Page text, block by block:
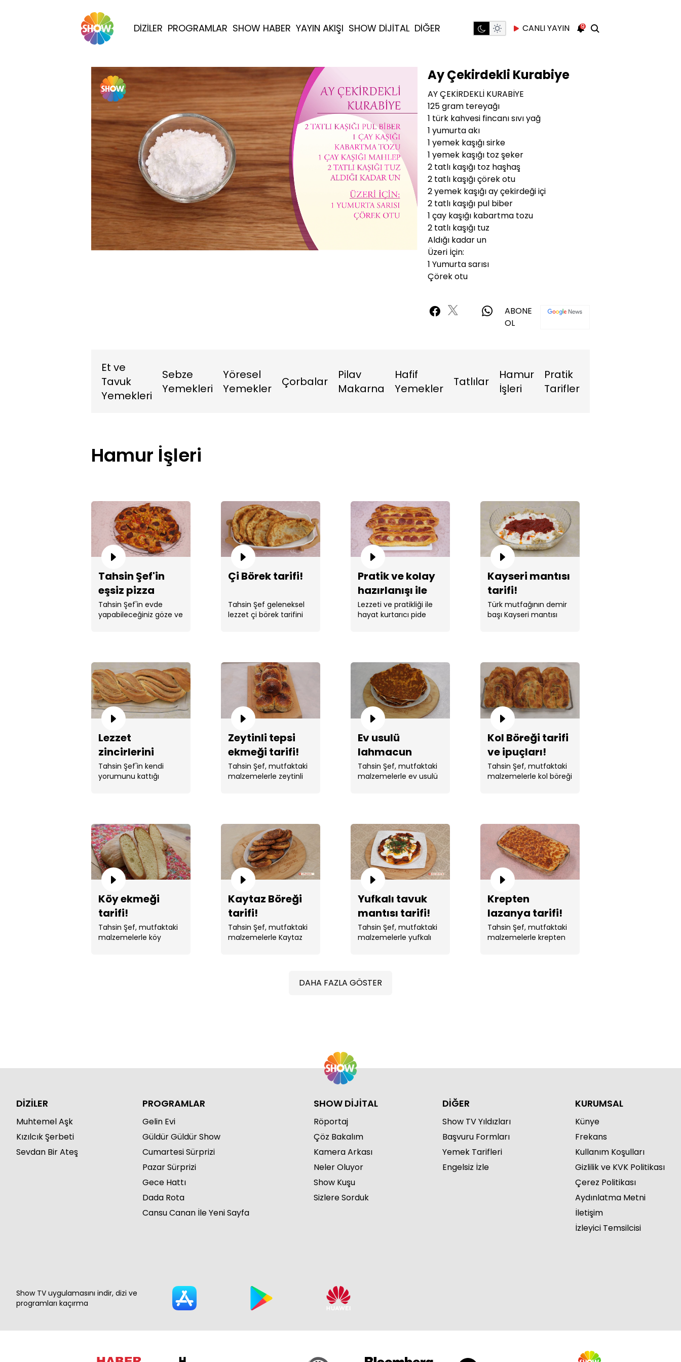
DİZİLER PROGRAMLAR SHOW HABER YAYIN AKIŞI SHOW DİJİTAL DİĞER CANLI YAYIN 9
Aç
1080P
Yüklendi
6.20%
Hızı
Ay Çekirdekli Kurabiye
AY ÇEKİRDEKLİ KURABİYE
125 gram tereyağı
1 türk kahvesi fincanı sıvı yağ
1 yumurta akı
1 yemek kaşığı sirke
1 yemek kaşığı toz şeker
2 tatlı kaşığı toz haşhaş
2 tatlı kaşığı çörek otu
2 yemek kaşığı ay çekirdeği içi
2 tatlı kaşığı pul biber
1 çay kaşığı kabartma tozu
2 tatlı kaşığı tuz
Aldığı kadar un
Üzeri İçin:
1 Yumurta sarısı
Çörek otu
ABONE
OL
Et ve
Tavuk
Yemekleri
Sebze
Yemekleri
Yöresel
Yemekler
Çorbalar
Pilav
Makarna
Hafif
Yemekler
Tatlılar
Hamur
İşleri
Pratik
Tarifler
Hamur İşleri
Tahsin Şef'in
eşsiz pizza
tarifi!
Tahsin Şef'in evde
yapabileceğiniz göze ve
Çi Börek tarifi!
Tahsin Şef geleneksel
lezzet çi börek tarifini
Pratik ve kolay
hazırlanışı ile
sucuklu kaşarlı
pide tarifi!
Lezzeti ve pratikliği ile
hayat kurtarıcı pide
Kayseri mantısı
tarifi!
Türk mutfağının demir
başı Kayseri mantısı
Lezzet
zincirlerini
kıracak bir tarif:
tahinli örgü
Tahsin Şef'in kendi
yorumunu kattığı
Zeytinli tepsi
ekmeği tarifi!
Tahsin Şef, mutfaktaki
malzemelerle zeytinli
Ev usulü
lahmacun
tarifi!
Tahsin Şef, mutfaktaki
malzemelerle ev usulü
Kol Böreği tarifi
ve ipuçları!
Tahsin Şef, mutfaktaki
malzemelerle kol böreği
Köy ekmeği
tarifi!
Tahsin Şef, mutfaktaki
malzemelerle köy
Kaytaz Böreği
tarifi!
Tahsin Şef, mutfaktaki
malzemelerle Kaytaz
Yufkalı tavuk
mantısı tarifi!
Tahsin Şef, mutfaktaki
malzemelerle yufkalı
Krepten
lazanya tarifi!
Tahsin Şef, mutfaktaki
malzemelerle krepten
DAHA FAZLA GÖSTER
DİZİLER
Muhtemel Aşk
Kızılcık Şerbeti
Sevdan Bir Ateş
PROGRAMLAR
Gelin Evi
Güldür Güldür Show
Cumartesi Sürprizi
Pazar Sürprizi
Gece Hattı
Dada Rota
Cansu Canan İle Yeni Sayfa
SHOW DİJİTAL
Röportaj
Çöz Bakalım
Kamera Arkası
Neler Oluyor
Show Kuşu
Sizlere Sorduk
DİĞER
Show TV Yıldızları
Başvuru Formları
Yemek Tarifleri
Engelsiz İzle
KURUMSAL
Künye
Frekans
Kullanım Koşulları
Gizlilik ve KVK Politikası
Çerez Politikası
Aydınlatma Metni
İletişim
İzleyici Temsilcisi
Show TV uygulamasını indir, dizi ve
programları kaçırma